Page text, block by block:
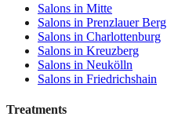
Salons in Mitte
Salons in Prenzlauer Berg
Salons in Charlottenburg
Salons in Kreuzberg
Salons in Neukölln
Salons in Friedrichshain
Treatments